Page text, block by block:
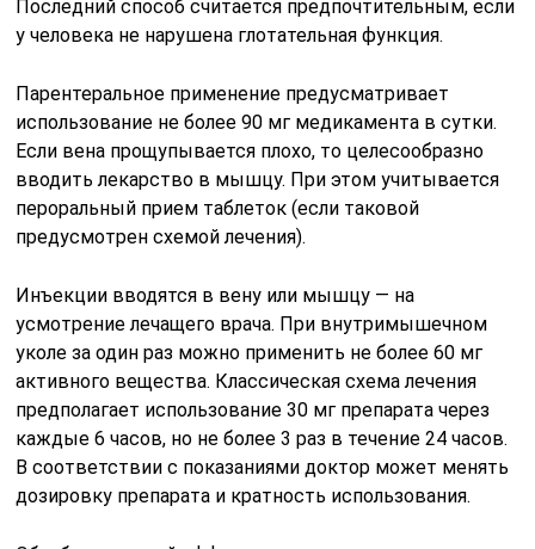
Последний способ считается предпочтительным, если
у человека не нарушена глотательная функция.
Парентеральное применение предусматривает
использование не более 90 мг медикамента в сутки.
Если вена прощупывается плохо, то целесообразно
вводить лекарство в мышцу. При этом учитывается
пероральный прием таблеток (если таковой
предусмотрен схемой лечения).
Инъекции вводятся в вену или мышцу — на
усмотрение лечащего врача. При внутримышечном
уколе за один раз можно применить не более 60 мг
активного вещества. Классическая схема лечения
предполагает использование 30 мг препарата через
каждые 6 часов, но не более 3 раз в течение 24 часов.
В соответствии с показаниями доктор может менять
дозировку препарата и кратность использования.